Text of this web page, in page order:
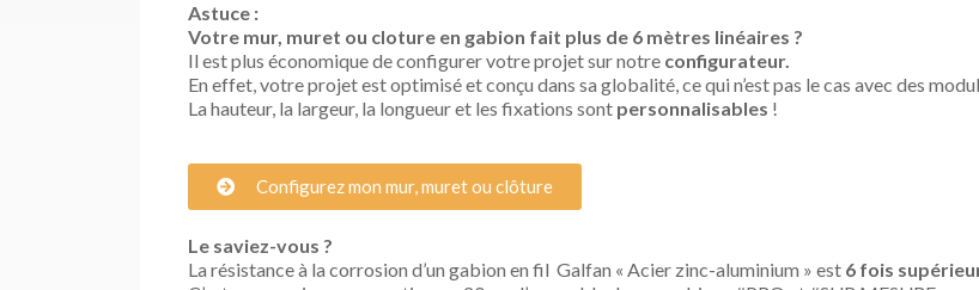
Astuce :
Votre mur, muret ou cloture en gabion fait plus de 6 mètres linéaires ?
Il est plus économique de configurer votre projet sur notre configurateur.
En effet, votre projet est optimisé et conçu dans sa globalité, ce qui n’est pas le cas avec des
La hauteur, la largeur, la longueur et les fixations sont personnalisables !
Configurez mon mur, muret ou clôture
Le saviez-vous ?
La résistance à la corrosion d’un gabion en fil Galfan « Acier zinc-aluminium » est 6 fois